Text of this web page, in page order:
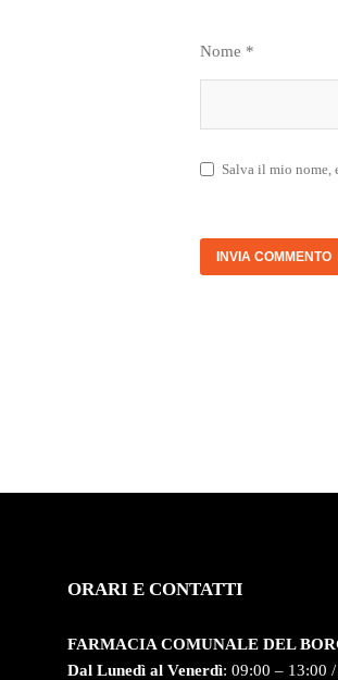
Nome *
Salva il mio nome,
ORARI E CONTATTI
FARMACIA COMUNALE DEL
Dal Lunedì al Venerdì: 09:00 – 13:00